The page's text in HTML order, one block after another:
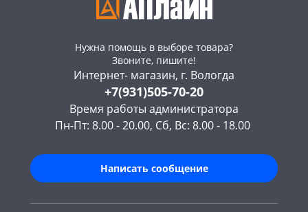
Нужна помощь в выборе товара?
Звоните, пишите!
Интернет- магазин, г. Вологда
+7(931)505-70-20
Время работы администратора
Пн-Пт: 8.00 - 20.00, Сб, Вс: 8.00 - 18.00
Написать сообщение